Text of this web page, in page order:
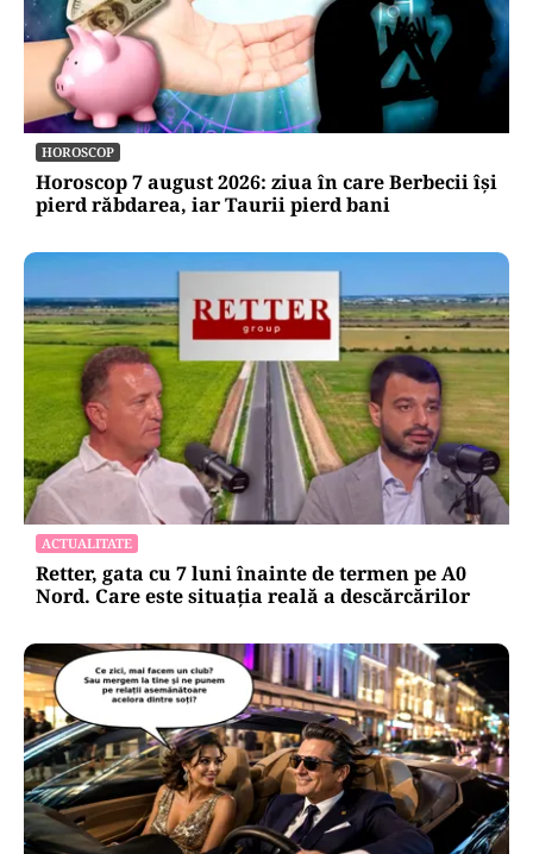
HOROSCOP
Horoscop 7 august 2026: ziua în care Berbecii își
pierd răbdarea, iar Taurii pierd bani
ACTUALITATE
Retter, gata cu 7 luni înainte de termen pe A0
Nord. Care este situația reală a descărcărilor